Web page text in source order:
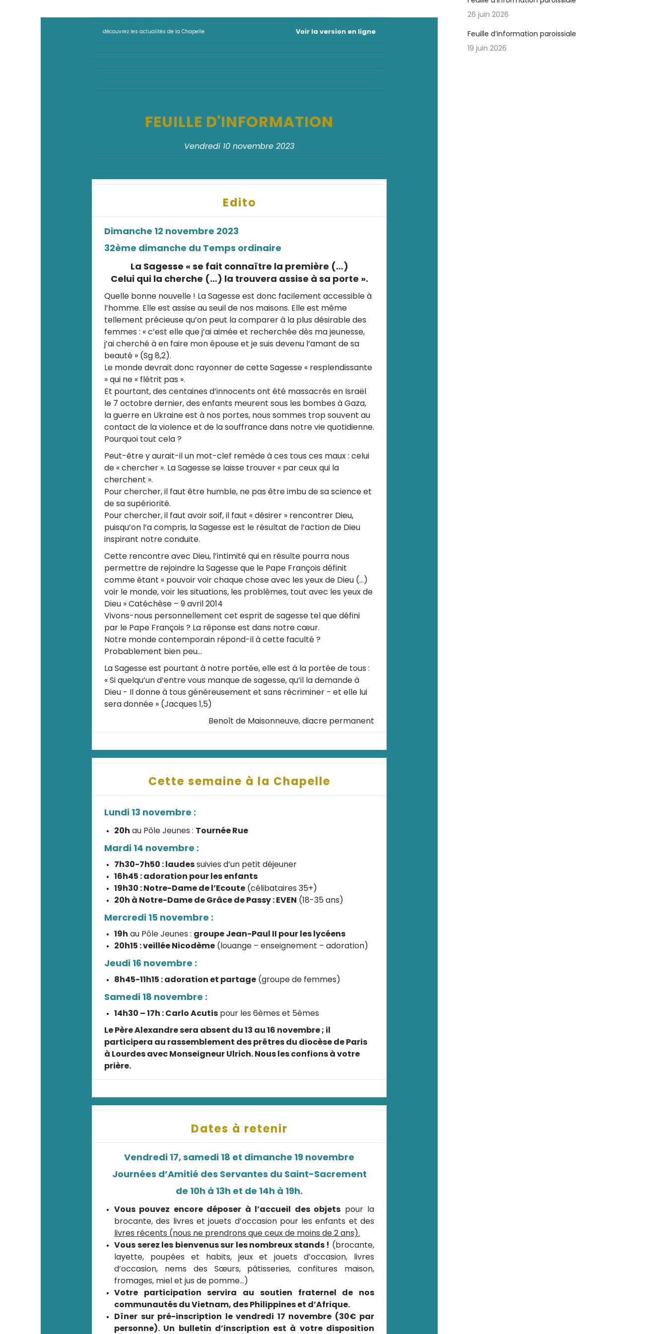
découvrez les actualités de la Chapelle Voir la version en ligne
FEUILLE D'INFORMATION
Vendredi 10 novembre 2023
Edito
Dimanche 12 novembre 2023
32ème dimanche du Temps ordinaire
La Sagesse « se fait connaître la première (…)
Celui qui la cherche (…) la trouvera assise à sa porte ».
Quelle bonne nouvelle ! La Sagesse est donc facilement accessible à
l’homme. Elle est assise au seuil de nos maisons. Elle est même
tellement précieuse qu’on peut la comparer à la plus désirable des
femmes : « c’est elle que j’ai aimée et recherchée dès ma jeunesse,
j’ai cherché à en faire mon épouse et je suis devenu l’amant de sa
beauté » (Sg 8,2).
Le monde devrait donc rayonner de cette Sagesse « resplendissante
» qui ne « flétrit pas ».
Et pourtant, des centaines d’innocents ont été massacrés en Israël
le 7 octobre dernier, des enfants meurent sous les bombes à Gaza,
la guerre en Ukraine est à nos portes, nous sommes trop souvent au
contact de la violence et de la souffrance dans notre vie quotidienne.
Pourquoi tout cela ?
Peut-être y aurait-il un mot-clef remède à ces tous ces maux : celui
de « chercher ». La Sagesse se laisse trouver « par ceux qui la
cherchent ».
Pour chercher, il faut être humble, ne pas être imbu de sa science et
de sa supériorité.
Pour chercher, il faut avoir soif, il faut « désirer » rencontrer Dieu,
puisqu’on l’a compris, la Sagesse est le résultat de l’action de Dieu
inspirant notre conduite.
Cette rencontre avec Dieu, l’intimité qui en résulte pourra nous
permettre de rejoindre la Sagesse que le Pape François définit
comme étant « pouvoir voir chaque chose avec les yeux de Dieu (…)
voir le monde, voir les situations, les problèmes, tout avec les yeux de
Dieu » Catéchèse – 9 avril 2014
Vivons-nous personnellement cet esprit de sagesse tel que défini
par le Pape François ? La réponse est dans notre cœur.
Notre monde contemporain répond-il à cette faculté ?
Probablement bien peu…
La Sagesse est pourtant à notre portée, elle est à la portée de tous :
« Si quelqu’un d’entre vous manque de sagesse, qu’il la demande à
Dieu - Il donne à tous généreusement et sans récriminer - et elle lui
sera donnée » (Jacques 1,5)
Benoît de Maisonneuve, diacre permanent
Cette semaine à la Chapelle
Lundi 13 novembre :
20h au Pôle Jeunes : Tournée Rue
Mardi 14 novembre :
7h30-7h50 : laudessuivies d’un petit déjeuner
16h45 : adoration pour les enfants
19h30 : Notre-Dame de l’Ecoute (célibataires 35+)
20h à Notre-Dame de Grâce de Passy : EVEN (18-35 ans)
Mercredi 15 novembre :
19h au Pôle Jeunes : groupe Jean-Paul II pour les lycéens
20h15 : veillée Nicodème (louange – enseignement – adoration)
Jeudi 16 novembre :
8h45-11h15 : adoration et partage (groupe de femmes)
Samedi 18 novembre :
14h30 – 17h : Carlo Acutis pour les 6èmes et 5èmes
Le Père Alexandre sera absent du 13 au 16 novembre ; il
participera au rassemblement des prêtres du diocèse de Paris
à Lourdes avec Monseigneur Ulrich. Nous les confions à votre
prière.
Dates à retenir
Vendredi 17, samedi 18 et dimanche 19 novembre
Journées d’Amitié des Servantes du Saint-Sacrement
de 10h à 13h et de 14h à 19h.
Vous pouvez encore déposer à l’accueil des objets pour la
brocante, des livres et jouets d’occasion pour les enfants et des
livres récents (nous ne prendrons que ceux de moins de 2 ans).
Vous serez les bienvenus sur les nombreux stands ! (brocante,
layette, poupées et habits, jeux et jouets d’occasion, livres
d’occasion, nems des Sœurs, pâtisseries, confitures maison,
fromages, miel et jus de pomme…)
Votre participation servira au soutien fraternel de nos
communautés du Vietnam, des Philippines et d’Afrique.
Dîner sur pré-inscription le vendredi 17 novembre (30€ par
personne). Un bulletin d’inscription est à votre disposition
26 juin 2026
Feuille d’information paroissiale
19 juin 2026